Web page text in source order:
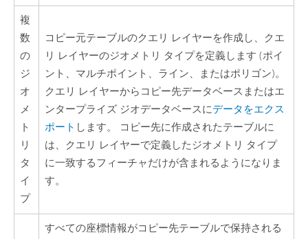
複
数
の
ジ
オ
メ
ト
リ
タ
イ
プ
コピー元テーブルのクエリ レイヤーを作成し、クエ
リ レイヤーのジオメトリ タイプを定義します (ポイ
ント、マルチポイント、ライン、またはポリゴン)。
クエリ レイヤーからコピー先データベースまたはエ
ンタープライズ ジオデータベースにデータをエクス
ポート します。 コピー先に作成されたテーブルに
は、クエリ レイヤーで定義したジオメトリ タイプ
に一致するフィーチャだけが含まれるようになりま
す。
すべての座標情報がコピー先テーブルで保持される